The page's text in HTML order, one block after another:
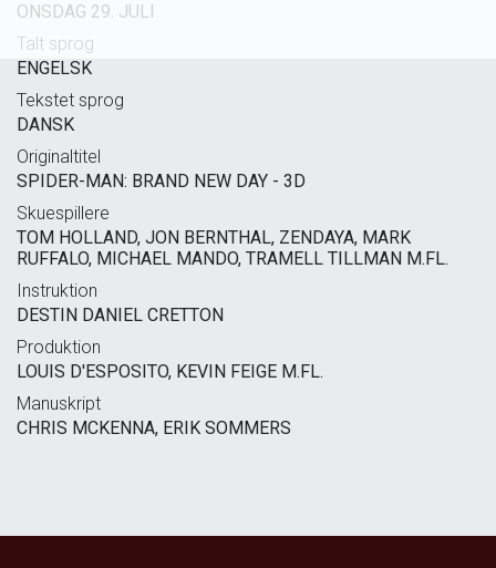
ONSDAG 29. JULI
Talt sprog
ENGELSK
Tekstet sprog
DANSK
Originaltitel
SPIDER-MAN: BRAND NEW DAY - 3D
Skuespillere
TOM HOLLAND, JON BERNTHAL, ZENDAYA, MARK
RUFFALO, MICHAEL MANDO, TRAMELL TILLMAN M.FL.
Instruktion
DESTIN DANIEL CRETTON
Produktion
LOUIS D'ESPOSITO, KEVIN FEIGE M.FL.
Manuskript
CHRIS MCKENNA, ERIK SOMMERS